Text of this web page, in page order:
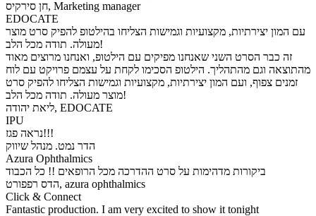
חן סירקיס, Marketing manager
EDOCATE
עם המון יצירתיות, מקצועיות וגמישות הצליחו בהילטופ להפיק סרט מוצר
מעולה. תודה מכל הלב!
זה כבר הסרט השני שאנחנו מפיקים עם הילטופ, ואנחנו מרוצים מאוד
מהתוצאה וגם מהתהליך. הילטופ הסכימו לקחת על עצמם פרויקט עם לוח
זמנים צפוף, ועם המון יצירתיות, מקצועיות וגמישות הצליחו להפיק סרט
מוצר מעולה. תודה מכל הלב!
ליאת יהודה, EDOCATE
IPU
נראה פגז!!!
הדר נמט. מנהל שיווק
Azura Ophthalmics
ביקורות מדהימות על סרט ההדרכה מכל הרופאים !! כל הכבוד
הדס רפפורט, azura ophthalmics
Click & Connect
Fantastic production. I am very excited to show it tonight